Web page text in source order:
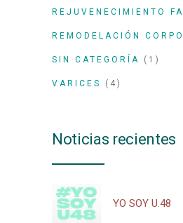
REJUVENECIMIENTO
REMODELACIÓN
SIN CATEGORÍA (1)
VARICES (4)
Noticias recientes
YO SOY U.48